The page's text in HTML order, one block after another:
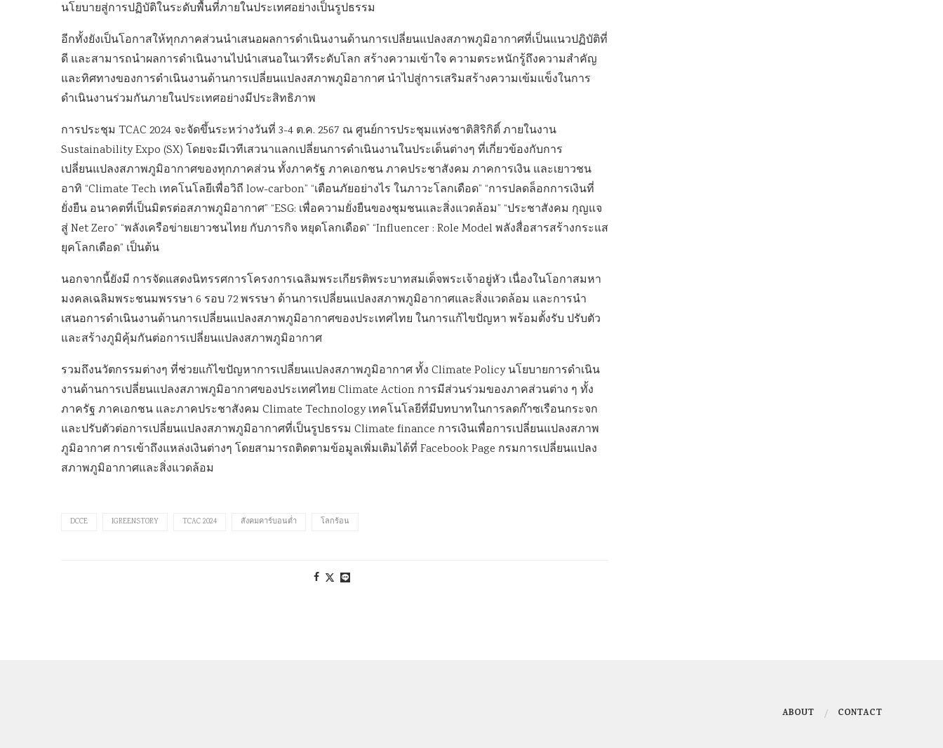
นโยบายสู่การปฏิบัติในระดับพื้นที่ภายในประเทศอย่างเป็นรูปธรรม
อีกทั้งยังเป็นโอกาสให้ทุกภาคส่วนนำเสนอผลการดำเนินงานด้านการเปลี่ยนแปลงสภาพภูมิอากาศที่เป็นแนวปฏิบัติที่
ดี และสามารถนำผลการดำเนินงานไปนำเสนอในเวทีระดับโลก สร้างความเข้าใจ ความตระหนักรู้ถึงความสำคัญ
และทิศทางของการดำเนินงานด้านการเปลี่ยนแปลงสภาพภูมิอากาศ นำไปสู่การเสริมสร้างความเข้มแข็งในการ
ดำเนินงานร่วมกันภายในประเทศอย่างมีประสิทธิภาพ
การประชุม TCAC 2024 จะจัดขึ้นระหว่างวันที่ 3-4 ต.ค. 2567 ณ ศูนย์การประชุมแห่งชาติสิริกิติ์ ภายในงาน
Sustainability Expo (SX) โดยจะมีเวทีเสวนาแลกเปลี่ยนการดำเนินงานในประเด็นต่างๆ ที่เกี่ยวข้องกับการ
เปลี่ยนแปลงสภาพภูมิอากาศของทุกภาคส่วน ทั้งภาครัฐ ภาคเอกชน ภาคประชาสังคม ภาคการเงิน และเยาวชน
อาทิ “Climate Tech เทคโนโลยีเพื่อวิถี low-carbon” “เตือนภัยอย่างไร ในภาวะโลกเดือด” “การปลดล็อกการเงินที่
ยั่งยืน อนาคตที่เป็นมิตรต่อสภาพภูมิอากาศ” “ESG: เพื่อความยั่งยืนของชุมชนและสิ่งแวดล้อม” “ประชาสังคม กุญแจ
สู่ Net Zero” “พลังเครือข่ายเยาวชนไทย กับภารกิจ หยุดโลกเดือด” “Influencer : Role Model พลังสื่อสารสร้างกระแส
ยุคโลกเดือด” เป็นต้น
นอกจากนี้ยังมี การจัดแสดงนิทรรศการโครงการเฉลิมพระเกียรติพระบาทสมเด็จพระเจ้าอยู่หัว เนื่องในโอกาสมหา
มงคลเฉลิมพระชนมพรรษา 6 รอบ 72 พรรษา ด้านการเปลี่ยนแปลงสภาพภูมิอากาศและสิ่งแวดล้อม และการนำ
เสนอการดำเนินงานด้านการเปลี่ยนแปลงสภาพภูมิอากาศของประเทศไทย ในการแก้ไขปัญหา พร้อมตั้งรับ ปรับตัว
และสร้างภูมิคุ้มกันต่อการเปลี่ยนแปลงสภาพภูมิอากาศ
รวมถึงนวัตกรรมต่างๆ ที่ช่วยแก้ไขปัญหาการเปลี่ยนแปลงสภาพภูมิอากาศ ทั้ง Climate Policy นโยบายการดำเนิน
งานด้านการเปลี่ยนแปลงสภาพภูมิอากาศของประเทศไทย Climate Action การมีส่วนร่วมของภาคส่วนต่าง ๆ ทั้ง
ภาครัฐ ภาคเอกชน และภาคประชาสังคม Climate Technology เทคโนโลยีที่มีบทบาทในการลดก๊าซเรือนกระจก
และปรับตัวต่อการเปลี่ยนแปลงสภาพภูมิอากาศที่เป็นรูปธรรม Climate finance การเงินเพื่อการเปลี่ยนแปลงสภาพ
ภูมิอากาศ การเข้าถึงแหล่งเงินต่างๆ โดยสามารถติดตามข้อมูลเพิ่มเติมได้ที่ Facebook Page กรมการเปลี่ยนแปลง
สภาพภูมิอากาศและสิ่งแวดล้อม
DCCE IGREENSTORY TCAC 2024 สังคมคาร์บอนต่ำ โลกร้อน
ABOUT CONTACT